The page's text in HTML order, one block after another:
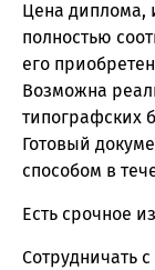
Цена диплома,
полностью
его
Возможна
типографских
Готовый
способом в
Есть срочное
Сотрудничать